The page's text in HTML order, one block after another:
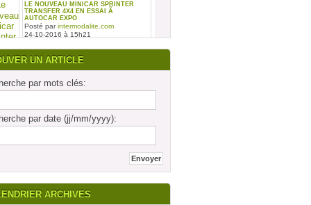
LE NOUVEAU MINICAR SPRINTER
TRANSFER 4X4 EN ESSAI Ã
AUTOCAR EXPO
Posté parintermodalite.com
24-10-2016 à 15h21
REMISE DES SIX PREMIERS INTOURO
MERCEDES-BENZ ASSEMBLÃ©S SUR
LE SITE DAIMLER BUSES DE LIGNY-
28-09-2016 à 17h19
UN ARTICLE
par mots clés:
par date (jj/mm/yyyy):
ARCHIVES